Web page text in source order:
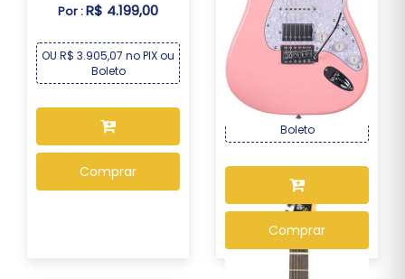
Por :R$ 4.199,00
OU R$ 3.905,07 no PIX ou
Boleto
Comprar
Guitarra Seizi Fun
Vintage Budokan HSS...
R$ 1.499,00
OU R$ 1.394,07 no PIX ou
Boleto
Comprar